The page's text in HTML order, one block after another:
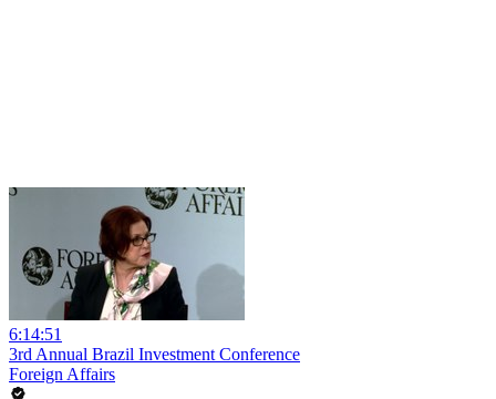
6:14:51
3rd Annual Brazil Investment Conference
Foreign Affairs